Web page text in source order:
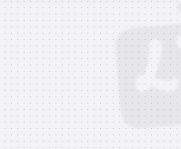
yapılması,
aşağıda yer alan
Bilgilendirme
Korunması Kanunu
çerezlerle ilgili